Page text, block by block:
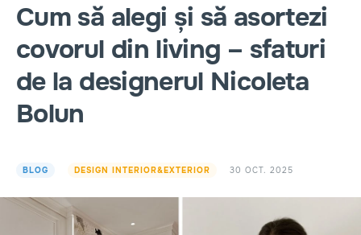
Cum să alegi și să asortezi
covorul din living – sfaturi
de la designerul Nicoleta
Bolun
BLOG DESIGN INTERIOR&EXTERIOR 30 OCT. 2025